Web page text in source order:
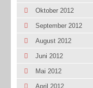
Oktober 2012
September 2012
August 2012
Juni 2012
Mai 2012
April 2012